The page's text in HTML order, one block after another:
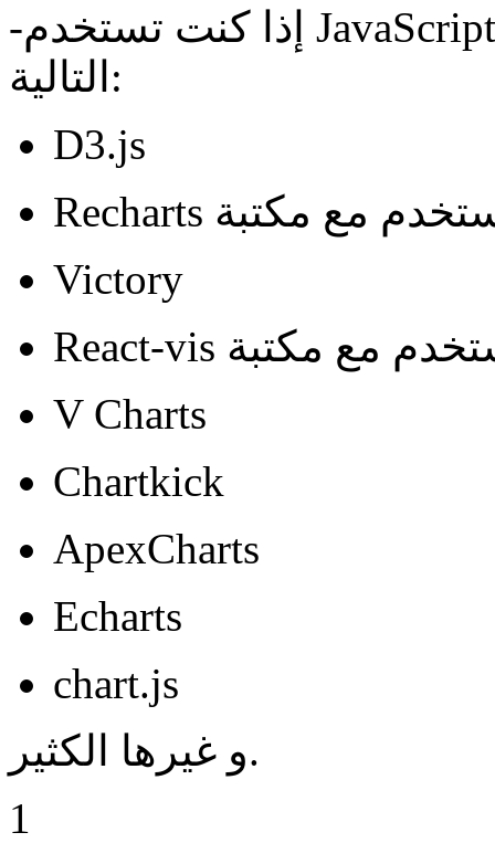
-إذا كنت تستخدم JavaScript يمكنك استخدام أًا من المكتبات
التالية:
D3.js
Victory
V Charts
Chartkick
ApexCharts
Echarts
chart.js
و غيرها الكثير.
1